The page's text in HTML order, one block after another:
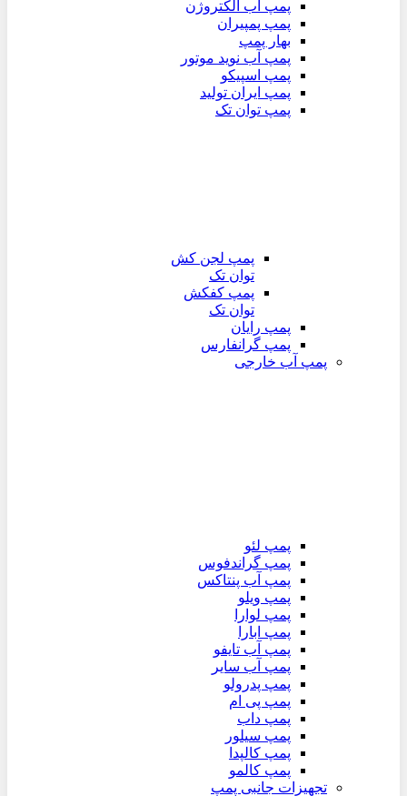
پمپ آب الکتروژن
پمپ پمپیران
بهار پمپ
پمپ آب نوید موتور
پمپ اسپیکو
پمپ ایران تولید
پمپ توان تک
پمپ لجن کش
توان تک
پمپ کفکش
توان تک
پمپ رایان
پمپ گرانفارس
پمپ آب خارجی
پمپ لئو
پمپ گراندفوس
پمپ آب پنتاکس
پمپ ویلو
پمپ لوارا
پمپ ابارا
پمپ آب تایفو
پمپ آب سایر
پمپ پدرولو
پمپ پی ام
پمپ داب
پمپ سیلور
پمپ کالپدا
پمپ کالمو
تجهیزات جانبی پمپ